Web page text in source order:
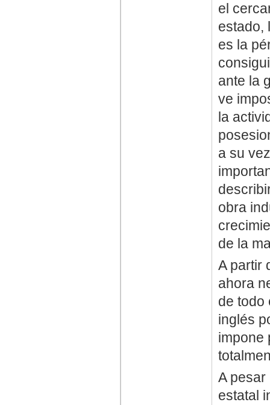
el
estado,
es la
ante la
ve
la
a su
obra
de la
A partir
ahora
de todo
inglés
impone
A pesar
estatal